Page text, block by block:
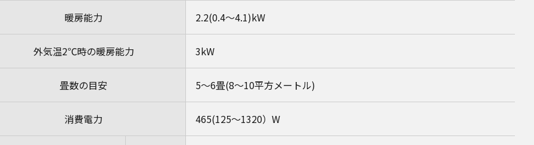
暖房能力 2.2(0.4～4.1)kW
外気温2℃時の暖房能力 3kW
畳数の目安 5～6畳(8～10平方メートル)
消費電力 465(125～1320）W